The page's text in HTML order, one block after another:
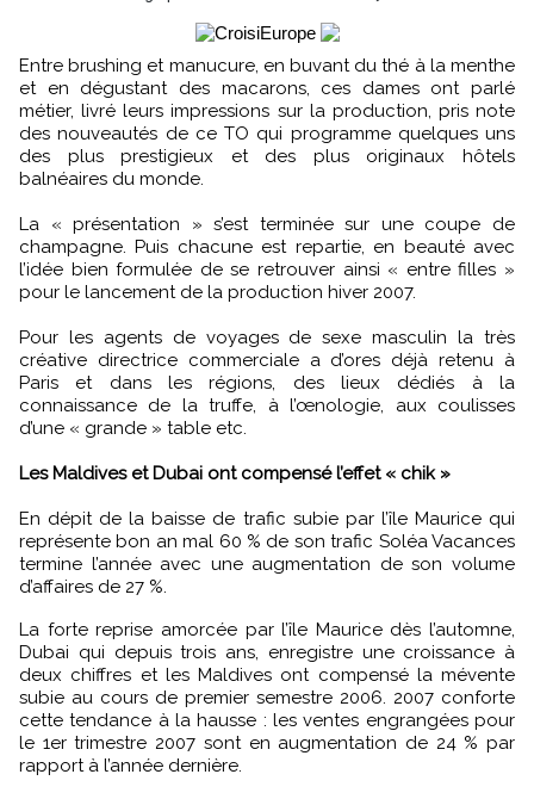
Entre brushing et manucure, en buvant du thé à la menthe
et en dégustant des macarons, ces dames ont parlé
métier, livré leurs impressions sur la production, pris note
des nouveautés de ce TO qui programme quelques uns
des plus prestigieux et des plus originaux hôtels
balnéaires du monde.
La « présentation » s’est terminée sur une coupe de
champagne. Puis chacune est repartie, en beauté avec
l’idée bien formulée de se retrouver ainsi « entre filles »
pour le lancement de la production hiver 2007.
Pour les agents de voyages de sexe masculin la très
créative directrice commerciale a d’ores déjà retenu à
Paris et dans les régions, des lieux dédiés à la
connaissance de la truffe, à l’œnologie, aux coulisses
d’une « grande » table etc.
Les Maldives et Dubai ont compensé l’effet « chik »
En dépit de la baisse de trafic subie par l’île Maurice qui
représente bon an mal 60 % de son trafic Soléa Vacances
termine l’année avec une augmentation de son volume
d’affaires de 27 %.
La forte reprise amorcée par l’île Maurice dès l’automne,
Dubai qui depuis trois ans, enregistre une croissance à
deux chiffres et les Maldives ont compensé la mévente
subie au cours de premier semestre 2006. 2007 conforte
cette tendance à la hausse : les ventes engrangées pour
le 1er trimestre 2007 sont en augmentation de 24 % par
rapport à l’année dernière.